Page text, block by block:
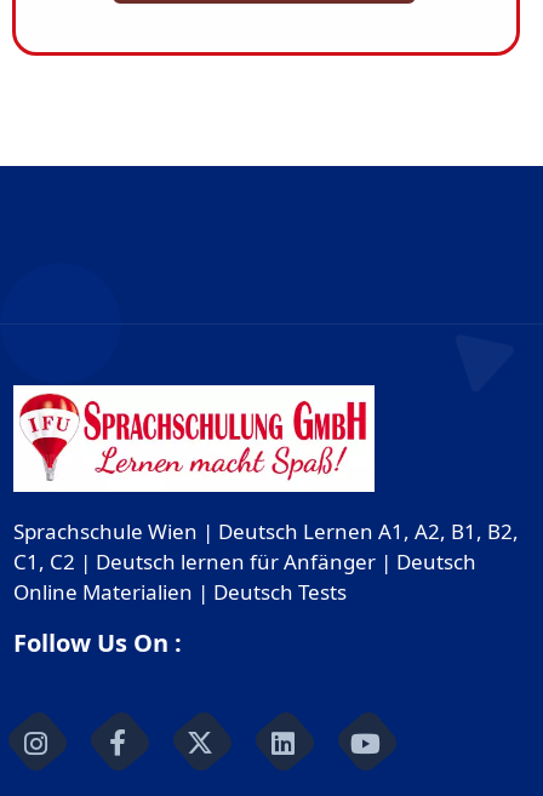
Sprachschule Wien | Deutsch Lernen A1, A2, B1, B2,
C1, C2 | Deutsch lernen für Anfänger | Deutsch
Online Materialien | Deutsch Tests
Follow Us On :